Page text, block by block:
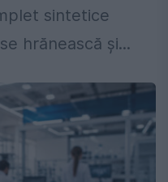
sintetice
hrănească și...